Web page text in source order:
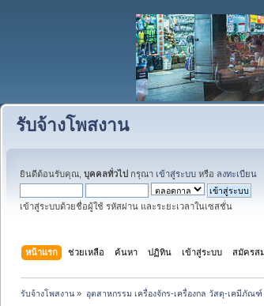
รับจ้างโพสงาน
ยินดีต้อนรับคุณ, บุคคลทั่วไป กรุณา เข้าสู่ระบบ หรือ ลงทะเบียน
เข้าสู่ระบบด้วยชื่อผู้ใช้ รหัสผ่าน และระยะเวลาในเซสชั่น
หน้าแรก ช่วยเหลือ ค้นหา ปฏิทิน เข้าสู่ระบบ สมัครส
รับจ้างโพสงาน » อุตสาหกรรม เครื่องจักร-เครื่องกล วัสดุ-เคมีภัณฑ์